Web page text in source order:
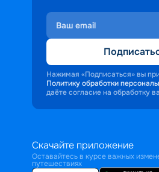
Нажимая «Подписаться» вы
Политику обработки
даёте согласие на обработку
Скачайте приложение
Оставайтесь в курсе важных
путешествиях